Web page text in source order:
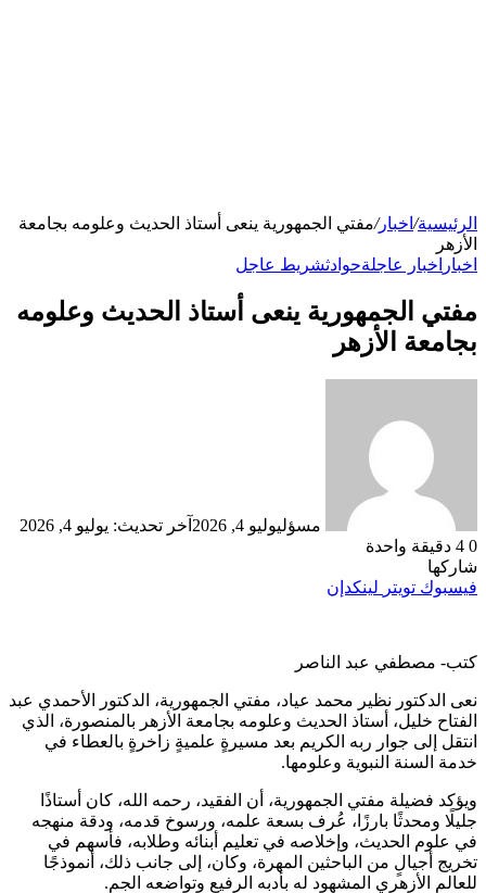
الرئيسية/ اخبار/مفتي الجمهورية ينعى أستاذ الحديث وعلومه بجامعة
الأزهر
اخبار اخبار عاجلةحوادثشريط عاجل
مفتي الجمهورية ينعى أستاذ الحديث وعلومه
بجامعة الأزهر
مسؤليوليو 4, 2026
آخر تحديث: يوليو 4, 2026
0
دقيقة واحدة
شاركها
فيسبوك تويتر لينكدإن
كتب- مصطفي عبد الناصر
نعى الدكتور نظير محمد عياد، مفتي الجمهورية، الدكتور الأحمدي عبد
الفتاح خليل، أستاذ الحديث وعلومه بجامعة الأزهر بالمنصورة، الذي
انتقل إلى جوار ربه الكريم بعد مسيرةٍ علميةٍ زاخرةٍ بالعطاء في
خدمة السنة النبوية وعلومها.
ويؤكد فضيلة مفتي الجمهورية، أن الفقيد، رحمه الله، كان أستاذًا
جليلًا ومحدثًا بارزًا، عُرف بسعة علمه، ورسوخ قدمه، ودقة منهجه
في علوم الحديث، وإخلاصه في تعليم أبنائه وطلابه، فأسهم في
تخريج أجيالٍ من الباحثين المهرة، وكان، إلى جانب ذلك، أنموذجًا
للعالم الأزهري المشهود له بأدبه الرفيع وتواضعه الجم.